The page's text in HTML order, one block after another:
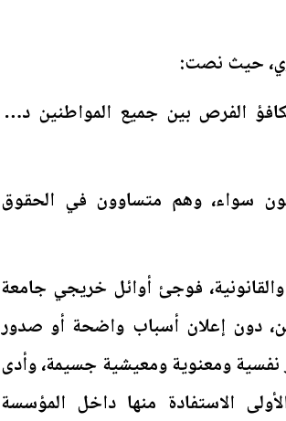
حيث نصت:
تكافؤ الفرص بين جميع المواطنين دون
القانون سواء، وهم متساوون في الحقوق
فوجئ أوائل خريجي جامعة
دون إعلان أسباب واضحة أو صدور
نفسية ومعنوية ومعيشية جسيمة، وأدى
الاستفادة منها داخل المؤسسة